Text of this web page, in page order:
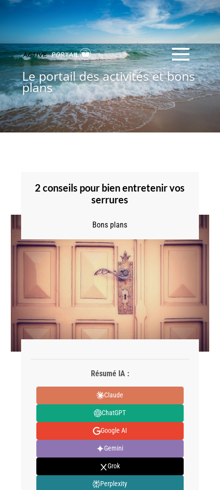
Le portail des activités et bons
plans
2 conseils pour bien entretenir vos
serrures
Bons plans
Résumé IA :
Claude
ChatGPT
Google AI
Gemini
Grok
Perplexity